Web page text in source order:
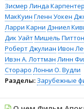
Зисмер Линда Карпентер
МакКуин Гленн Уокен
Ларри Карни Дэниел
Дик УайтМишель Питтон
Роберт Джулиан Ивон
Ивэн А. Лоттман Линн
Стораро Лонни О. Вудли
Разделы: Зарубежные